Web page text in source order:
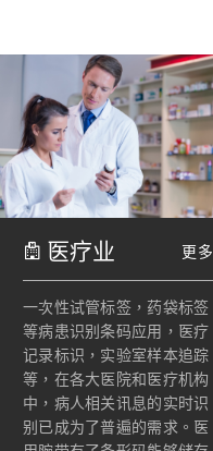
医疗业 更多
一次性试管标签，药袋标签
等病患识别条码应用，医疗
记录标识，实验室样本追踪
等，在各大医院和医疗机构
中，病人相关讯息的实时识
别已成为了普遍的需求。医